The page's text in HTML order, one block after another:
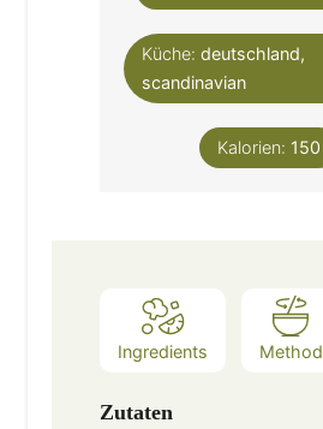
Küche: deutschland,
scandinavian
Kalorien: 150
Ingredients Method
Zutaten